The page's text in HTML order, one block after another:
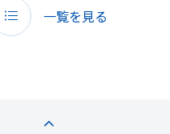
一覧を見る